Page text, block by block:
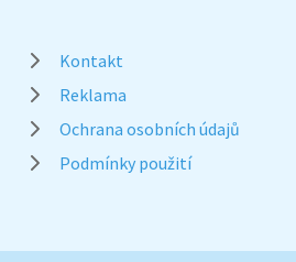
Kontakt
Reklama
Ochrana osobních údajů
Podmínky použití